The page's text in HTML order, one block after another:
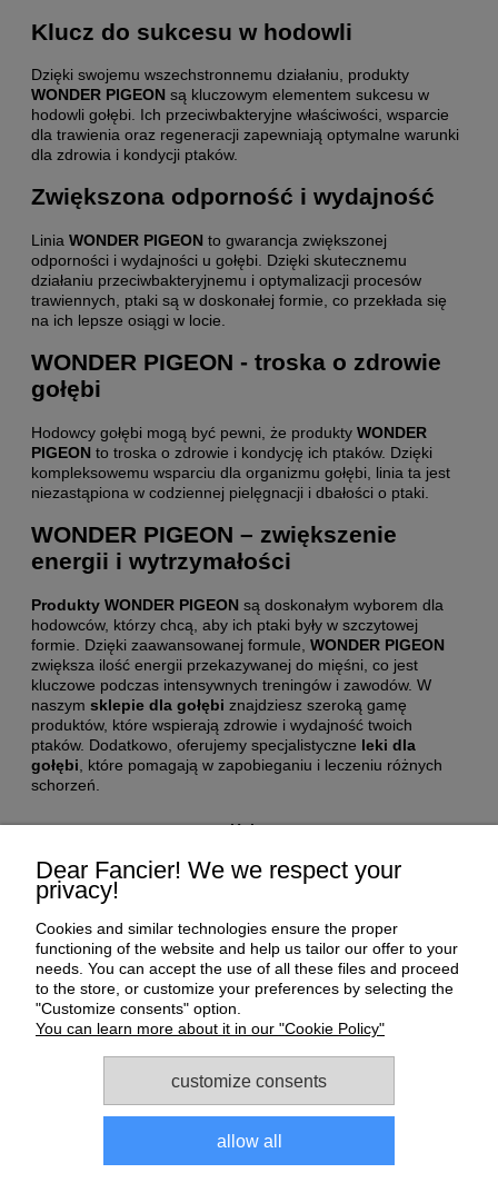
Klucz do sukcesu w hodowli
Dzięki swojemu wszechstronnemu działaniu, produkty
WONDER PIGEON są kluczowym elementem sukcesu w
hodowli gołębi. Ich przeciwbakteryjne właściwości, wsparcie
dla trawienia oraz regeneracji zapewniają optymalne warunki
dla zdrowia i kondycji ptaków.
Zwiększona odporność i wydajność
Linia WONDER PIGEON to gwarancja zwiększonej
odporności i wydajności u gołębi. Dzięki skutecznemu
działaniu przeciwbakteryjnemu i optymalizacji procesów
trawiennych, ptaki są w doskonałej formie, co przekłada się
na ich lepsze osiągi w locie.
WONDER PIGEON - troska o zdrowie
gołębi
Hodowcy gołębi mogą być pewni, że produkty WONDER
PIGEON to troska o zdrowie i kondycję ich ptaków. Dzięki
kompleksowemu wsparciu dla organizmu gołębi, linia ta jest
niezastąpiona w codziennej pielęgnacji i dbałości o ptaki.
WONDER PIGEON – zwiększenie
energii i wytrzymałości
Produkty WONDER PIGEON są doskonałym wyborem dla
hodowców, którzy chcą, aby ich ptaki były w szczytowej
formie. Dzięki zaawansowanej formule, WONDER PIGEON
zwiększa ilość energii przekazywanej do mięśni, co jest
kluczowe podczas intensywnych treningów i zawodów. W
naszym sklepie dla gołębi znajdziesz szeroką gamę
produktów, które wspierają zdrowie i wydajność twoich
ptaków. Dodatkowo, oferujemy specjalistyczne leki dla
gołębi , które pomagają w zapobieganiu i leczeniu różnych
schorzeń.
Help
Payment and delivery
About us
Informations
Sklep dla gołębi E-Golab.pl| NIP: 6492311073 | ul.
Zagórczańska 15, 42-450 Niegowonice, woj. śląskie | telefon:
Dear Fancier! We we respect your
privacy!
Cookies and similar technologies ensure the proper
functioning of the website and help us tailor our offer to your
needs. You can accept the use of all these files and proceed
to the store, or customize your preferences by selecting the
"Customize consents" option.
You can learn more about it in our "Cookie Policy"
customize consents
allow all